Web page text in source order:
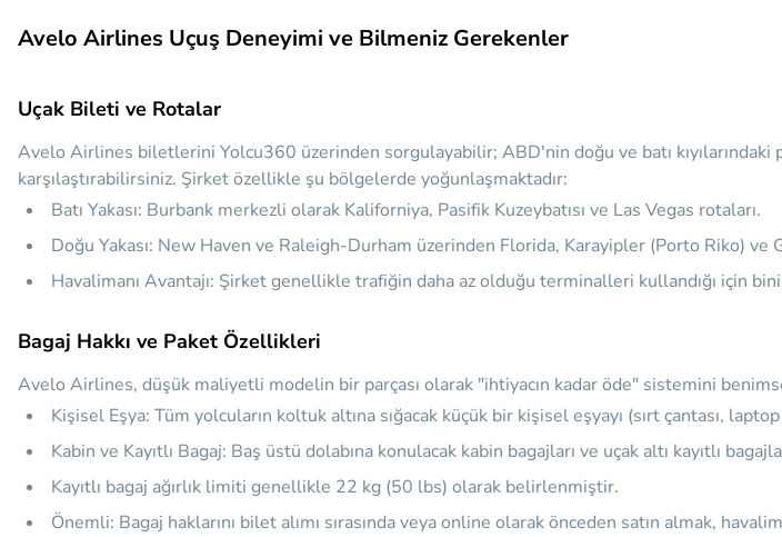
Avelo Airlines Uçuş Deneyimi ve Bilmeniz Gerekenler
Uçak Bileti ve Rotalar
Avelo Airlines biletlerini Yolcu360 üzerinden sorgulayabilir; ABD'nin doğu ve batı kıyılarındaki
karşılaştırabilirsiniz. Şirket özellikle şu bölgelerde yoğunlaşmaktadır:
Batı Yakası: Burbank merkezli olarak Kaliforniya, Pasifik Kuzeybatısı ve Las Vegas rotaları.
Doğu Yakası: New Haven ve Raleigh-Durham üzerinden Florida, Karayipler (Porto Riko) ve
Havalimanı Avantajı: Şirket genellikle trafiğin daha az olduğu terminalleri kullandığı için
Bagaj Hakkı ve Paket Özellikleri
Avelo Airlines, düşük maliyetli modelin bir parçası olarak "ihtiyacın kadar öde" sistemini
Kişisel Eşya: Tüm yolcuların koltuk altına sığacak küçük bir kişisel eşyayı (sırt çantası,
Kabin ve Kayıtlı Bagaj: Baş üstü dolabına konulacak kabin bagajları ve uçak altı kayıtlı
Kayıtlı bagaj ağırlık limiti genellikle 22 kg (50 lbs) olarak belirlenmiştir.
Önemli: Bagaj haklarını bilet alımı sırasında veya online olarak önceden satın almak,